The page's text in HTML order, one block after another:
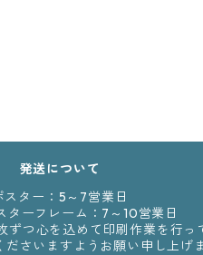
発送について
スター：5～7営業日
ターフレーム：7～10営業日
つ心を込めて印刷作業を行っ
ださいますようお願い申し上げ